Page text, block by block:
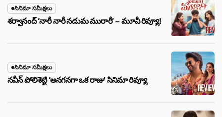
సినిమా సమీక్షలు
శర్వానంద్ ‘నారీ నారీ నడుమ మురారీ’ – మూవీ రివ్యూ!
సినిమా సమీక్షలు
నవీన్ పోలిశెట్టి ‘అనగనగా ఒక రాజు’ సినిమా రివ్యూ